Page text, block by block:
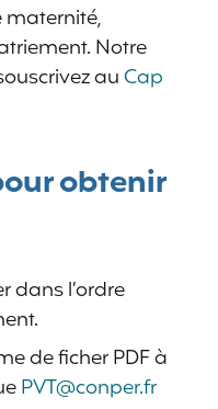
maternité,
Notre
auCap
obtenir
dans l’ordre
de ficher PDF à
PVT@conper.fr